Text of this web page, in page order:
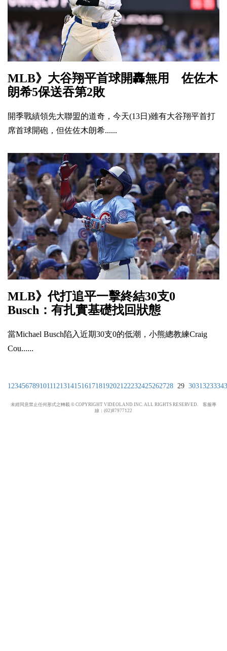
MLB》大谷翔平首球開轟無用 佐佐木
朗希5保送吞第2敗
開季戰績領先大聯盟的道奇，今天(13日)雖有大谷翔平首打
席首球開砲，但佐佐木朗希......
MLB》代打追平一擊終結30支0
Busch：有扎實基礎找回狀態
當Michael Busch陷入近期30支0的低潮，小熊總教練Craig
Cou......
12345678910111213141516171819202122232425262728 29 3031323334
未經同意禁止任何形式之轉載 © COPYRIGHT VIDEOLAND INC. ALL RIGHTS RESERVED. 客服專
線：(02)87977122